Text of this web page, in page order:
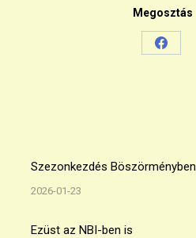
Megosztás
Share
Szezonkezdés Böszörményben
2026-01-23
Ezüst az NBI-ben is